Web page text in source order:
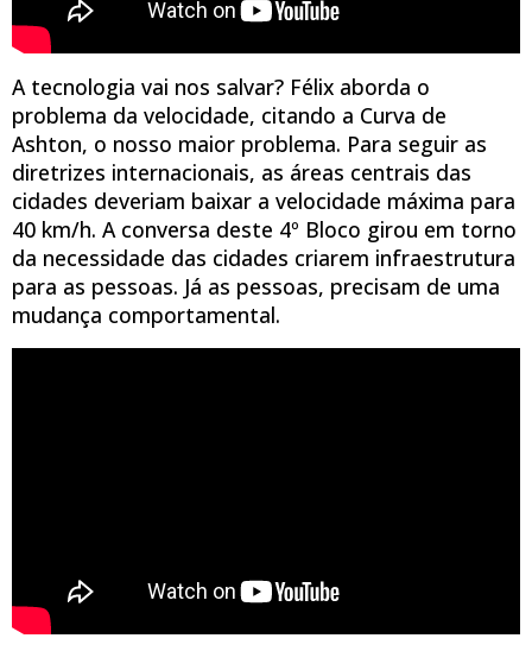
A tecnologia vai nos salvar? Félix aborda o
problema da velocidade, citando a Curva de
Ashton, o nosso maior problema. Para seguir as
diretrizes internacionais, as áreas centrais das
cidades deveriam baixar a velocidade máxima para
40 km/h. A conversa deste 4º Bloco girou em torno
da necessidade das cidades criarem infraestrutura
para as pessoas. Já as pessoas, precisam de uma
mudança comportamental.